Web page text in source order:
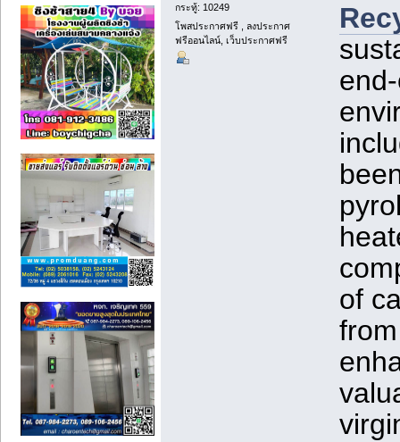
กระทู้: 10249
โพสประกาศฟรี , ลงประกาศ
ฟรีออนไลน์, เว็บประกาศฟรี
of